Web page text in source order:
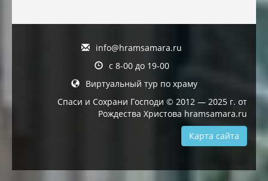
info@hramsamara.ru
с 8-00 до 19-00
Виртуальный тур по храму
Спаси и Сохрани Господи © 2012 — 2025 г. от
Рождества Христова hramsamara.ru
Карта сайта